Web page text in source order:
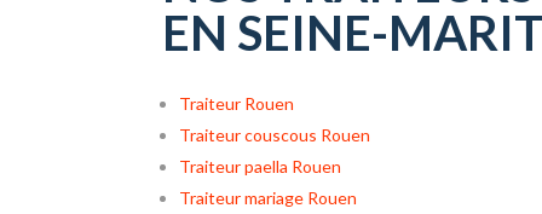
EN SEINE-
Traiteur Rouen
Traiteur couscous Rouen
Traiteur paella Rouen
Traiteur mariage Rouen